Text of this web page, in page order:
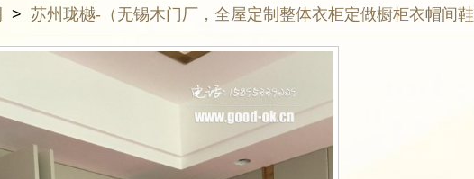
> 苏州珑樾-（无锡木门厂，全屋定制整体衣柜定做橱柜衣帽间鞋